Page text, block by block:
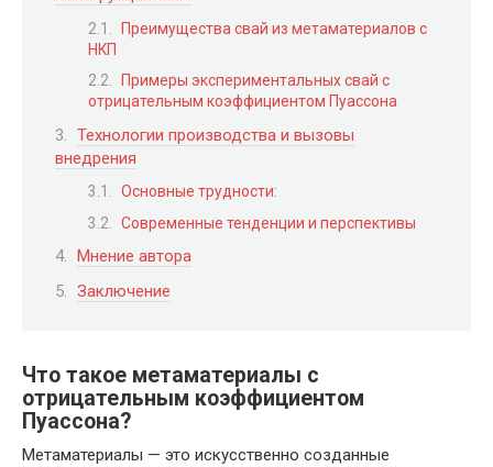
Преимущества свай из метаматериалов с
НКП
Примеры экспериментальных свай с
отрицательным коэффициентом Пуассона
Технологии производства и вызовы
внедрения
Основные трудности:
Современные тенденции и перспективы
Мнение автора
Заключение
Что такое метаматериалы с
отрицательным коэффициентом
Пуассона?
Метаматериалы — это искусственно созданные